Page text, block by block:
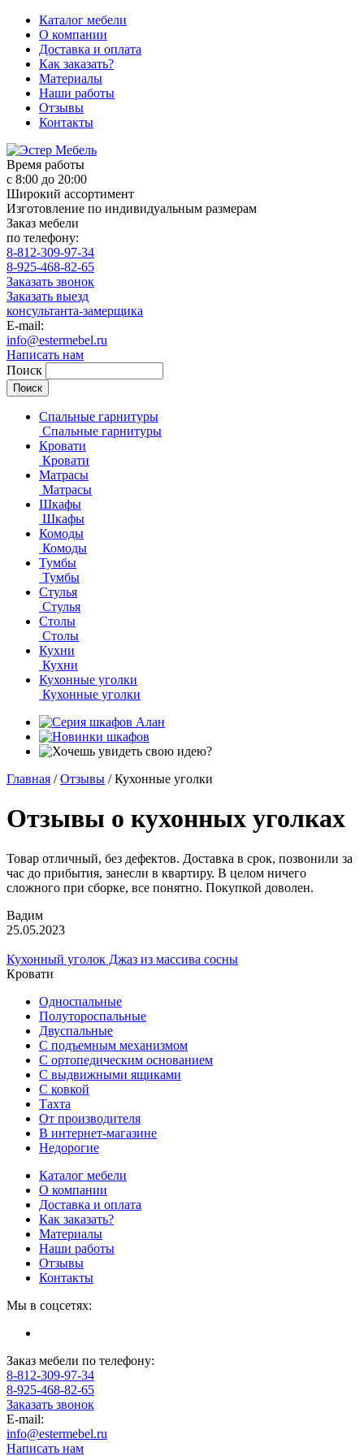
Каталог мебели
О компании
Доставка и оплата
Как заказать?
Материалы
Наши работы
Отзывы
Контакты
Время работы
с 8:00 до 20:00
Широкий ассортимент
Изготовление по индивидуальным размерам
Заказ мебели
по телефону:
8-812-309-97-34
8-925-468-82-65
Заказать звонок
Заказать выезд
консультанта-замерщика
E-mail:
info@estermebel.ru
Написать нам
Поиск
Спальные гарнитуры
Спальные гарнитуры
Кровати
Кровати
Матрасы
Матрасы
Шкафы
Шкафы
Комоды
Комоды
Тумбы
Тумбы
Стулья
Стулья
Столы
Столы
Кухни
Кухни
Кухонные уголки
Кухонные уголки
Главная / Отзывы / Кухонные уголки
Отзывы о кухонных уголках
Товар отличный, без дефектов. Доставка в срок, позвонили за
час до прибытия, занесли в квартиру. В целом ничего
сложного при сборке, все понятно. Покупкой доволен.
Вадим
25.05.2023
Кухонный уголок Джаз из массива сосны
Кровати
Односпальные
Полутороспальные
Двуспальные
С подъемным механизмом
С ортопедическим основанием
С выдвижными ящиками
С ковкой
Тахта
От производителя
В интернет-магазине
Недорогие
Каталог мебели
О компании
Доставка и оплата
Как заказать?
Материалы
Наши работы
Отзывы
Контакты
Мы в соцсетях:
Заказ мебели по телефону:
8-812-309-97-34
8-925-468-82-65
Заказать звонок
E-mail:
info@estermebel.ru
Написать нам